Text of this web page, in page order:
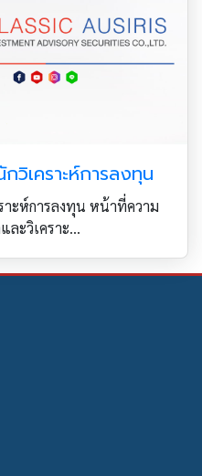
วิเคราะห์การลงทุน
าะห์การลงทุน หน้าที่ความ
ะวิเคราะ...